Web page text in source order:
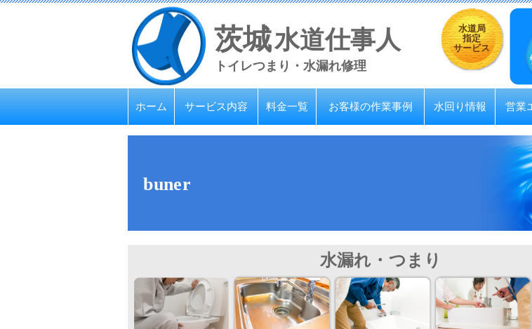
茨城水道仕事人
トイレつまり・水漏れ修理
水道局
指定
サービス
ホーム サービス内容 料金一覧 お客様の作業事例 水回り情報 営業
buner
水漏れ・つまり